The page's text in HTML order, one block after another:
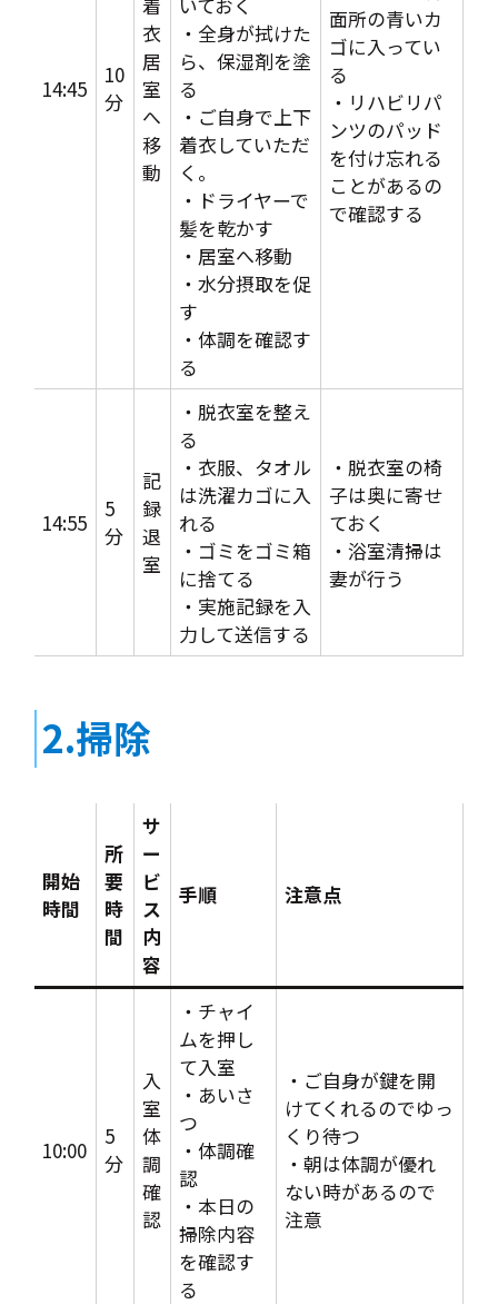
14:45
10
分
衣
居
室
へ
移
動
・全身が拭けた
ら、保湿剤を塗
る
・ご自身で上下
着衣していただ
く。
・ドライヤーで
髪を乾かす
・居室へ移動
・水分摂取を促
す
・体調を確認す
る
面所の青いカ
ゴに入ってい
る
・リハビリパ
ンツのパッド
を付け忘れる
ことがあるの
で確認する
14:55
5
分
記
録
退
室
・脱衣室を整え
る
・衣服、タオル
は洗濯カゴに入
れる
・ゴミをゴミ箱
に捨てる
・実施記録を入
力して送信する
・脱衣室の椅
子は奥に寄せ
ておく
・浴室清掃は
妻が行う
2.掃除
開始
時間
所
要
時
間
サ
ー
ビ
ス
内
容
手順 注意点
10:00
5
分
入
室
体
調
確
認
・チャイ
ムを押し
て入室
・あいさ
つ
・体調確
認
・本日の
掃除内容
を確認す
る
・ご自身が鍵を開
けてくれるのでゆっ
くり待つ
・朝は体調が優れ
ない時があるので
注意